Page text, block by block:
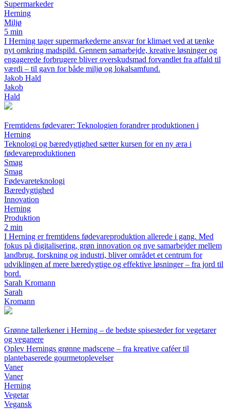
Supermarkeder
Herning
Miljø
5 min
I Herning tager supermarkederne ansvar for klimaet ved at tænke
nyt omkring madspild. Gennem samarbejde, kreative løsninger og
engagerede forbrugere bliver overskudsmad forvandlet fra affald til
værdi – til gavn for både miljø og lokalsamfund.
Jakob Hald
Jakob
Hald
Fremtidens fødevarer: Teknologien forandrer produktionen i
Herning
Teknologi og bæredygtighed sætter kursen for en ny æra i
fødevareproduktionen
Smag
Smag
Fødevareteknologi
Bæredygtighed
Innovation
Herning
Produktion
2 min
I Herning er fremtidens fødevareproduktion allerede i gang. Med
fokus på digitalisering, grøn innovation og nye samarbejder mellem
landbrug, forskning og industri, bliver området et centrum for
udviklingen af mere bæredygtige og effektive løsninger – fra jord til
bord.
Sarah Kromann
Sarah
Kromann
Grønne tallerkener i Herning – de bedste spisesteder for vegetarer
og veganere
Oplev Hernings grønne madscene – fra kreative caféer til
plantebaserede gourmetoplevelser
Vaner
Vaner
Herning
Vegetar
Vegansk